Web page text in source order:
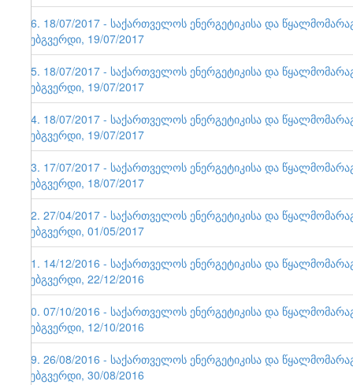
86. 18/07/2017 - საქართველოს ენერგეტიკისა და
ვებგვერდი, 19/07/2017
85. 18/07/2017 - საქართველოს ენერგეტიკისა და
ვებგვერდი, 19/07/2017
84. 18/07/2017 - საქართველოს ენერგეტიკისა და
ვებგვერდი, 19/07/2017
83. 17/07/2017 - საქართველოს ენერგეტიკისა და
ვებგვერდი, 18/07/2017
82. 27/04/2017 - საქართველოს ენერგეტიკისა და
ვებგვერდი, 01/05/2017
81. 14/12/2016 - საქართველოს ენერგეტიკისა და
ვებგვერდი, 22/12/2016
80. 07/10/2016 - საქართველოს ენერგეტიკისა და
ვებგვერდი, 12/10/2016
79. 26/08/2016 - საქართველოს ენერგეტიკისა და
ვებგვერდი, 30/08/2016